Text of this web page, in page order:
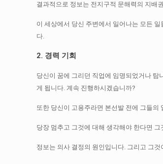
결과적으로 정보는 전지구적 문해력의 지배
이 세상에서 당신 주변에서 일어나는 모든
다.
2. 경력 기회
당신이 꿈에 그리던 직업에 임명되었거나
게 됩니다.계속 진행하시겠습니까?
또한 당신이 고용주라면 본선발 전에 그들
당장 멈추고 그것에 대해 생각해야 한다면
정보는 의사 결정의 원인입니다. 그리고 그것